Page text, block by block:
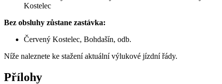
Kostelec
Bez obsluhy zůstane zastávka:
Červený Kostelec, Bohdašín, odb.
Níže naleznete ke stažení aktuální výlukové jízdní řády.
Přílohy